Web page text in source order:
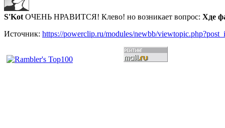
S'Kot ОЧЕНЬ НРАВИТСЯ! Клево! но возникает вопрос: Хде
Источник: https://powerclip.ru/modules/newbb/